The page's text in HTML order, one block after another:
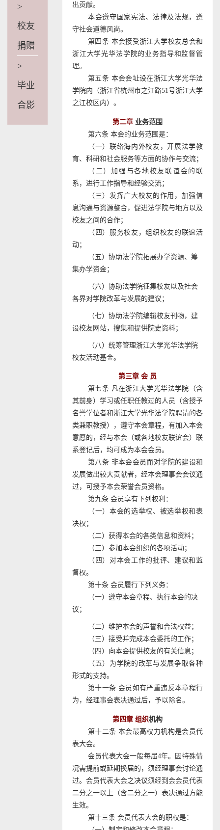
>
校友
捐赠
>
毕业
合影
出贡献。
本会遵守国家宪法、法律及法规，遵
守社会道德风尚。
第四条 本会接受浙江大学校友总会和
浙江大学光华法学院的业务指导和监督管
理。
第五条 本会会址设在浙江大学光华法
学院内（浙江省杭州市之江路51号浙江大学
之江校区内）。
第二章 业务范围
第六条 本会的业务范围是：
（一）联络海内外校友，开展法学教
育、科研和社会服务等方面的协作与交流；
（二）加强与各地校友联谊会的联
系，进行工作指导和经验交流；
（三）发挥广大校友的作用，加强信
息沟通与资源整合，促进法学院与地方以及
校友之间的合作；
（四）服务校友，组织校友的联谊活
动；
（五）协助法学院拓展办学资源、筹
集办学资金；
（六）协助法学院征集校友以及社会
各界对学院改革与发展的建议；
（七）协助法学院编辑校友刊物，建
设校友网站，搜集和提供院史资料；
（八）统筹管理浙江大学光华法学院
校友活动基金。
第三章 会 员
第七条 凡在浙江大学光华法学院（含
其前身）学习或任职任教过的人员（含授予
名誉学位者和浙江大学光华法学院聘请的各
类兼职教授），遵守本会章程，有加入本会
意愿的，经与本会（或各地校友联谊会）联
系登记后，均可成为本会会员。
第八条 非本会会员而对学院的建设和
发展做出较大贡献者，经本会理事会会议通
过，可授予本会荣誉会员资格。
第九条 会员享有下列权利：
（一）本会的选举权、被选举权和表
决权；
（二）获得本会的各类信息和资料；
（三）参加本会组织的各项活动；
（四）对本会工作的批评、建议和监
督权。
第十条 会员履行下列义务：
（一）遵守本会章程、执行本会的决
议；
（二）维护本会的声誉和合法权益；
（三）接受并完成本会委托的工作；
（四）向本会提供校友的有关信息；
（五）为学院的改革与发展争取各种
形式的支持。
第十一条 会员如有严重违反本章程行
为，经理事会表决通过后，予以除名。
第四章 组织机构
第十二条 本会最高权力机构是会员代
表大会。
会员代表大会一般每届4年。因特殊情
况需提前或延期换届的，须经理事会讨论通
过。会员代表大会之决议须经到会会员代表
二分之一以上（含二分之一）表决通过方能
生效。
第十三条 会员代表大会的职权是：